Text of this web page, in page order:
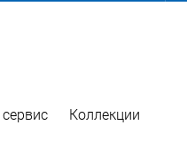
Коллекции